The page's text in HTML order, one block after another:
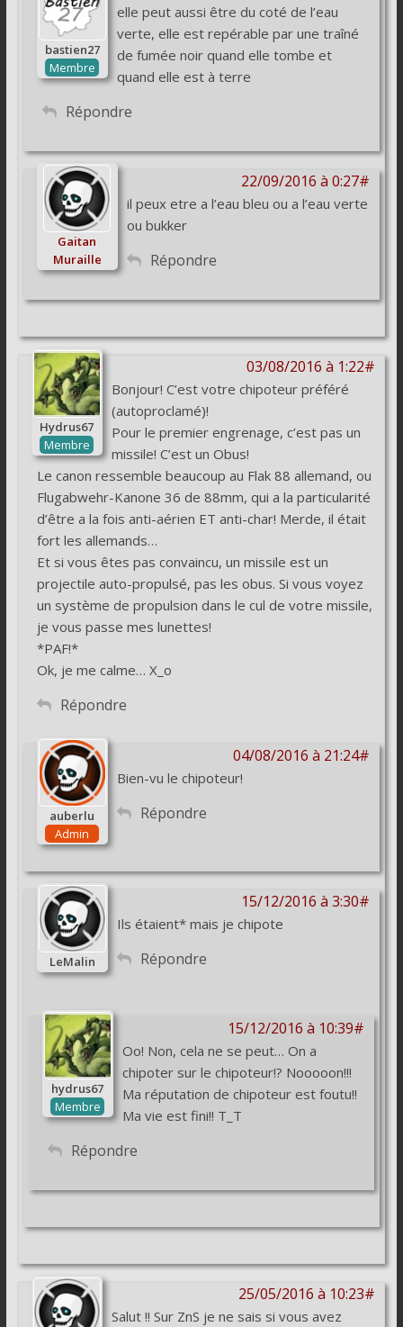
bastien27
Membre
elle peut aussi être du coté de l’eau
verte, elle est repérable par une traîné
de fumée noir quand elle tombe et
quand elle est à terre
Répondre
22/09/2016 à 0:27#
Gaitan
Muraille
il peux etre a l’eau bleu ou a l’eau verte
ou bukker
Répondre
03/08/2016 à 1:22#
Hydrus67
Membre
Bonjour! C’est votre chipoteur préféré
(autoproclamé)!
Pour le premier engrenage, c’est pas un
missile! C’est un Obus!
Le canon ressemble beaucoup au Flak 88 allemand, ou
Flugabwehr-Kanone 36 de 88mm, qui a la particularité
d’être a la fois anti-aérien ET anti-char! Merde, il était
fort les allemands…
Et si vous êtes pas convaincu, un missile est un
projectile auto-propulsé, pas les obus. Si vous voyez
un système de propulsion dans le cul de votre missile,
je vous passe mes lunettes!
*PAF!*
Ok, je me calme… X_o
Répondre
04/08/2016 à 21:24#
auberlu
Admin
Bien-vu le chipoteur!
Répondre
15/12/2016 à 3:30#
LeMalin
Ils étaient* mais je chipote
Répondre
15/12/2016 à 10:39#
hydrus67
Membre
Oo! Non, cela ne se peut… On a
chipoter sur le chipoteur!? Nooooon!!!
Ma réputation de chipoteur est foutu!!
Ma vie est fini!! T_T
Répondre
25/05/2016 à 10:23#
Salut !! Sur ZnS je ne sais si vous avez